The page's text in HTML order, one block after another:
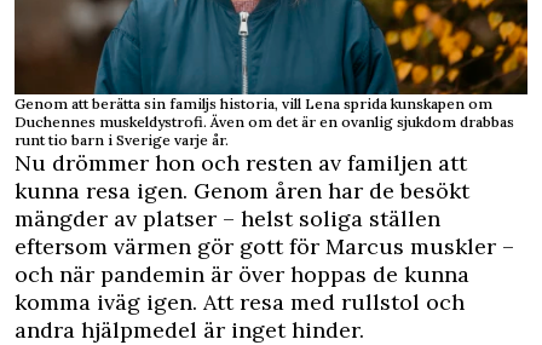
Genom att berätta sin familjs historia, vill Lena sprida kunskapen om
Duchennes muskeldystrofi. Även om det är en ovanlig sjukdom drabbas
runt tio barn i Sverige varje år.
Nu drömmer hon och resten av familjen att
kunna resa igen. Genom åren har de besökt
mängder av platser – helst soliga ställen
eftersom värmen gör gott för Marcus muskler –
och när pandemin är över hoppas de kunna
komma iväg igen. Att resa med rullstol och
andra hjälpmedel är inget hinder.